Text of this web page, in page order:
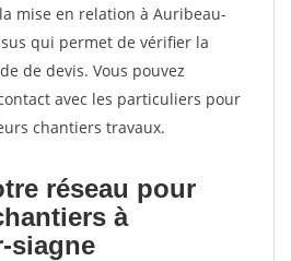
mise en relation à Auribeau-
qui permet de vérifier la
de devis. Vous pouvez
avec les particuliers pour
chantiers travaux.
réseau pour
à
siagne